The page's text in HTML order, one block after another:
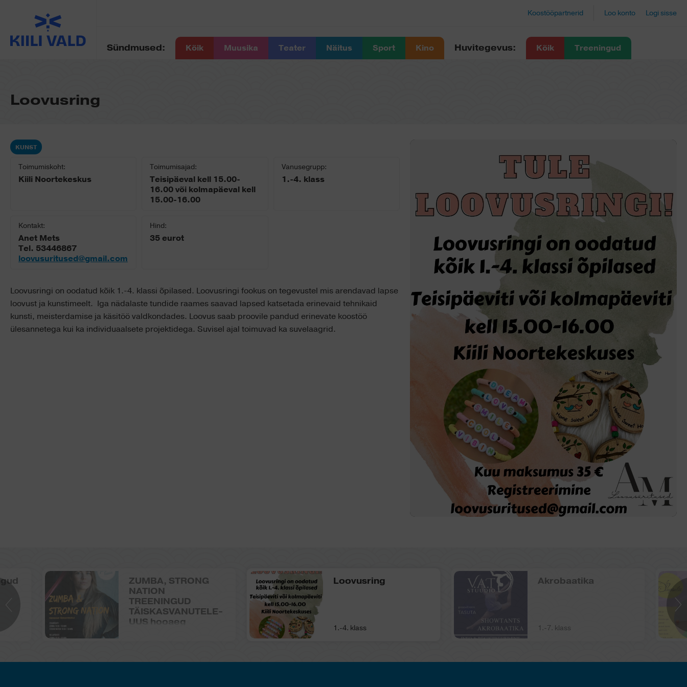
Koostööpartnerid Loo konto Logi sisse
Sündmused: Kõik Muusika Teater Näitus Sport Kino Huvitegevus: Kõik Treeningud
Loovusring
KUNST
Toimumiskoht:
Kiili Noortekeskus
Toimumisajad:
Teisipäeval kell 15.00-
16.00 või kolmapäeval kell
15.00-16.00
Vanusegrupp:
1.-4. klass
Kontakt:
Anet Mets
Tel. 53446867
loovusuritused@gmail.com
Hind:
35 eurot
Loovusringi on oodatud kõik 1.-4. klassi õpilased. Loovusringi fookus on tegevustel mis arendavad lapse
loovust ja kunstimeelt. Iga nädalaste tundide raames saavad lapsed katsetada erinevaid tehnikaid
kunsti, meisterdamise ja käsitöö valdkondades. Loovus saab proovile pandud erinevate koostöö
ülesannetega kui ka individuaalsete projektidega. Suvisel ajal toimuvad ka suvelaagrid.
ZUMBA, STRONG
NATION
TREENINGUD
TÄISKASVANUTELE-
UUS hooaeg
Loovusring
1.-4. klass
Akrobaatika
1.-7. klass